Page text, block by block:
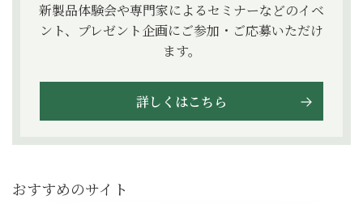
新製品体験会や専門家によるセミナーなどのイベ
ント、プレゼント企画にご参加・ご応募いただけ
ます。
詳しくはこちら
おすすめのサイト